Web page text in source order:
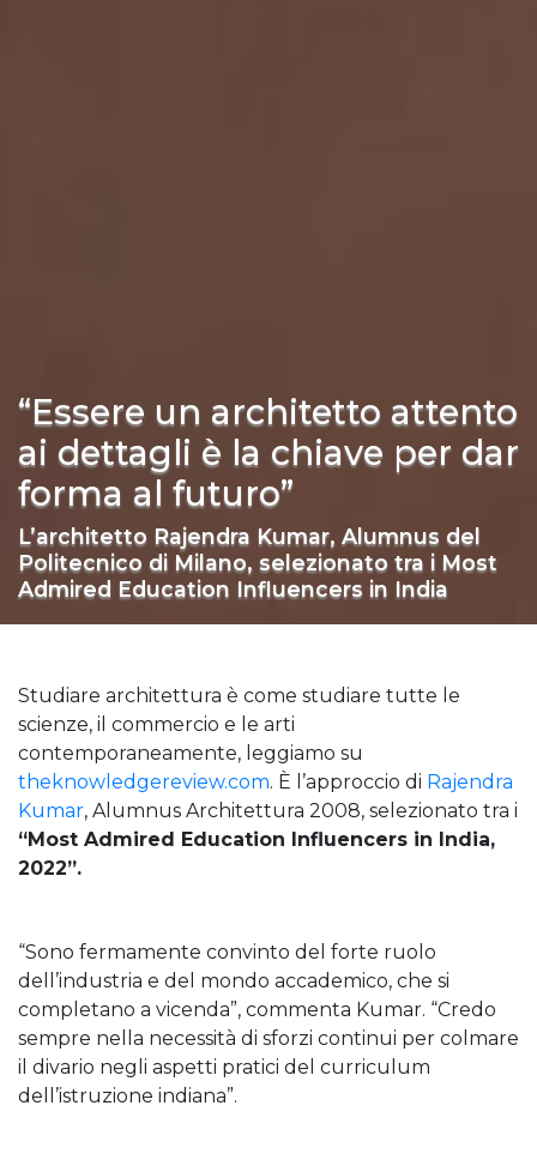
“Essere un architetto attento
ai dettagli è la chiave per dar
forma al futuro”
L’architetto Rajendra Kumar, Alumnus del
Politecnico di Milano, selezionato tra i Most
Admired Education Influencers in India
Studiare architettura è come studiare tutte le
scienze, il commercio e le arti
contemporaneamente, leggiamo su
theknowledgereview.com. È l’approccio di Rajendra
Kumar, Alumnus Architettura 2008, selezionato tra i
“Most Admired Education Influencers in India,
2022”.
“Sono fermamente convinto del forte ruolo
dell’industria e del mondo accademico, che si
completano a vicenda”, commenta Kumar. “Credo
sempre nella necessità di sforzi continui per colmare
il divario negli aspetti pratici del curriculum
dell’istruzione indiana”.